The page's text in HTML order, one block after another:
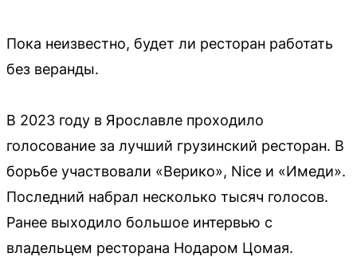
Пока неизвестно, будет ли ресторан работать
без веранды.
В 2023 году в Ярославле проходило
голосование за лучший грузинский ресторан. В
борьбе участвовали «Верико», Nice и «Имеди».
Последний набрал несколько тысяч голосов.
Ранее выходило большое интервью с
владельцем ресторана Нодаром Цомая.